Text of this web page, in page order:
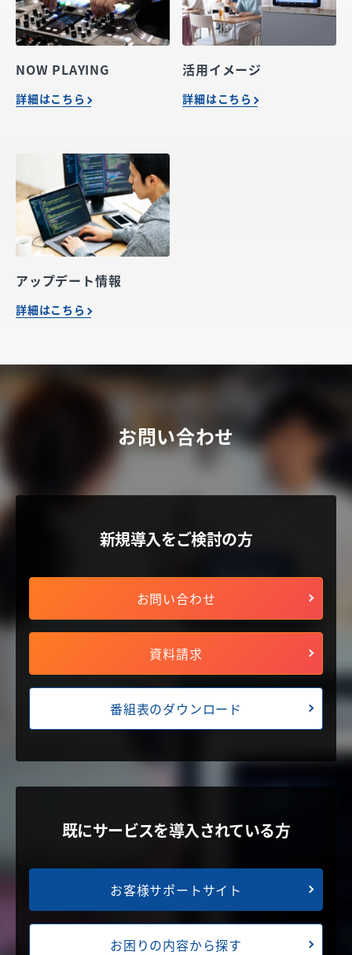
NOW PLAYING
詳細はこちら
活用イメージ
詳細はこちら
アップデート情報
詳細はこちら
お問い合わせ
新規導入をご検討の方
お問い合わせ
資料請求
番組表のダウンロード
既にサービスを導入されている方
お客様サポートサイト
お困りの内容から探す